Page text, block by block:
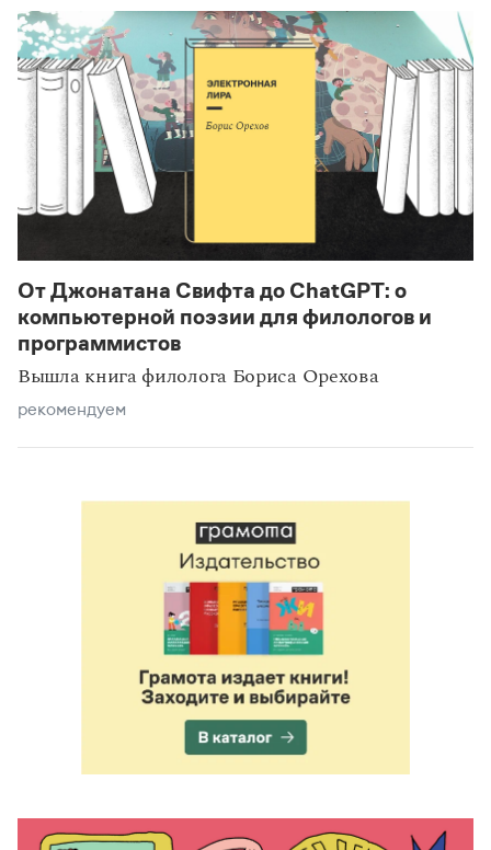
От Джонатана Свифта до ChatGPT: о
компьютерной поэзии для филологов и
программистов
Вышла книга филолога Бориса Орехова
рекомендуем